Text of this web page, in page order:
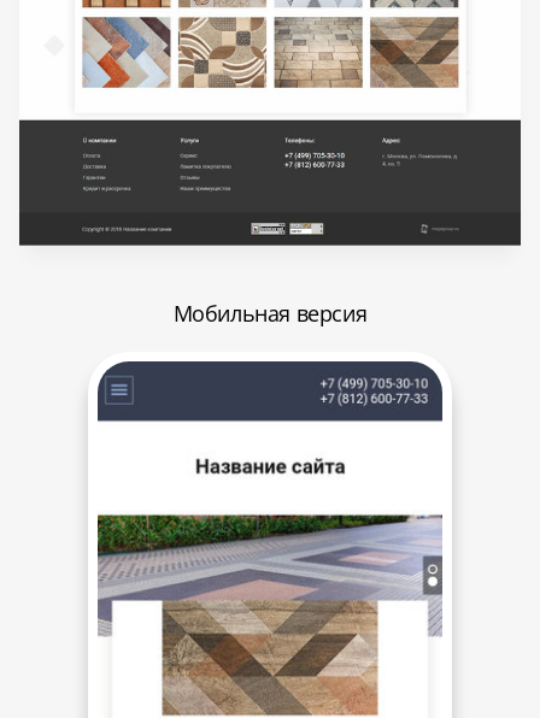
Мобильная версия